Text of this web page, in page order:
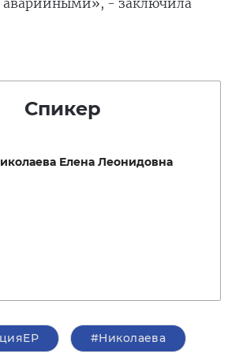
аварийными», - заключила
Спикер
Елена Леонидовна
#Николаева